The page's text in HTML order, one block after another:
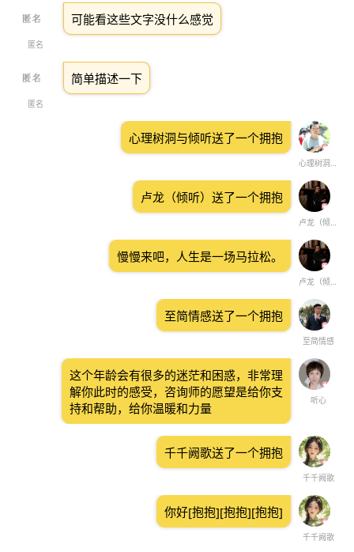
匿名
可能看这些文字没什么感觉
匿名
简单描述一下
心理树洞与倾听
心理树洞与倾听送了一个拥抱
卢龙（倾听）
卢龙（倾听）送了一个拥抱
卢龙（倾听）
慢慢来吧，人生是一场马拉松。
至简情感
至简情感送了一个拥抱
听心
这个年龄会有很多的迷茫和困惑，非常理
解你此时的感受，咨询师的愿望是给你支
持和帮助，给你温暖和力量
千千阙歌
千千阙歌送了一个拥抱
千千阙歌
你好[抱抱][抱抱][抱抱]